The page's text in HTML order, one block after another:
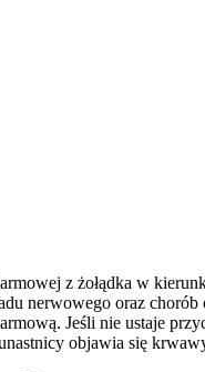
z żołądka w
nerwowego oraz
Jeśli nie ustaje
objawia się